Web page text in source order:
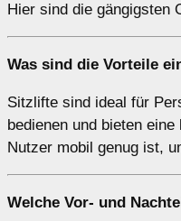
Hier sind die gängigsten
Was sind die Vorteile
Sitzlifte sind ideal für
bedienen und bieten
Nutzer mobil genug ist,
Welche Vor- und